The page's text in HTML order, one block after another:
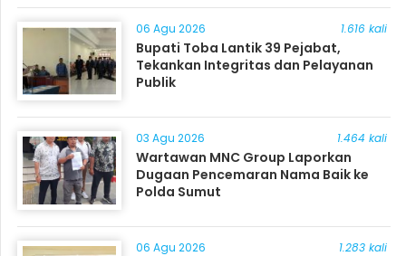
06 Agu 2026 1.616 kali
Bupati Toba Lantik 39 Pejabat,
Tekankan Integritas dan Pelayanan
Publik
03 Agu 2026 1.464 kali
Wartawan MNC Group Laporkan
Dugaan Pencemaran Nama Baik ke
Polda Sumut
06 Agu 2026 1.283 kali